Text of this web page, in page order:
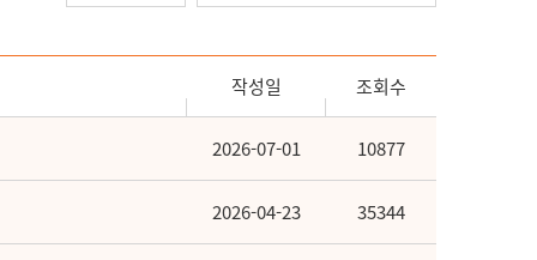
작성일 조회수
2026-07-01 10877
2026-04-23 35344